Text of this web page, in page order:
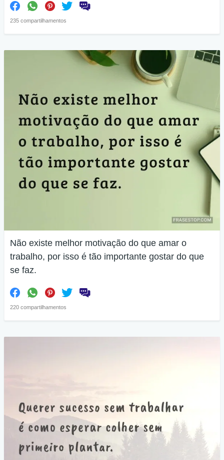
235 compartilhamentos
Não existe melhor motivação do que amar o
trabalho, por isso é tão importante gostar do que
se faz.
220 compartilhamentos